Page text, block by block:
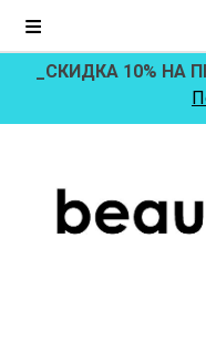
_СКИДКА 10% НА